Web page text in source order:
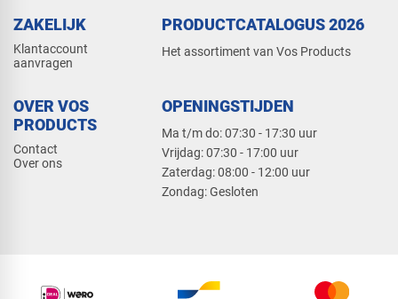
ZAKELIJK
Klantaccount
aanvragen
PRODUCTCATALOGUS 2026
Het assortiment van Vos Products
OVER VOS
PRODUCTS
Contact
Over ons
OPENINGSTIJDEN
Ma t/m do: 07:30 - 17:30 uur
​Vrijdag: 07:30 - 17:00 uur
​Zaterdag: 08:00 - 12:00 uur
​Zondag: Gesloten